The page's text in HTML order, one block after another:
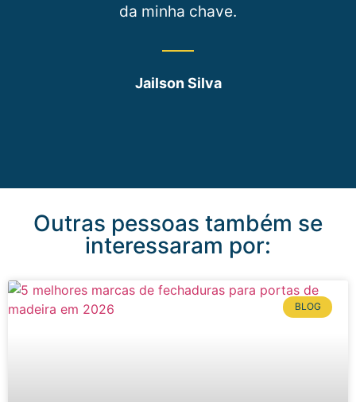
da minha chave.
Jailson Silva
Outras pessoas também se
interessaram por:
BLOG